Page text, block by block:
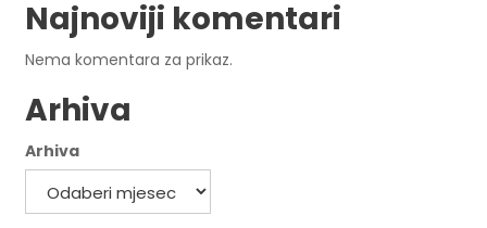
Najnoviji komentari
Nema komentara za prikaz.
Arhiva
Arhiva